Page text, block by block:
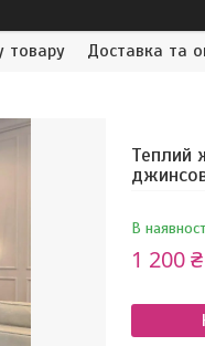
товару Доставка та
Теплий
В
1 200 ₴